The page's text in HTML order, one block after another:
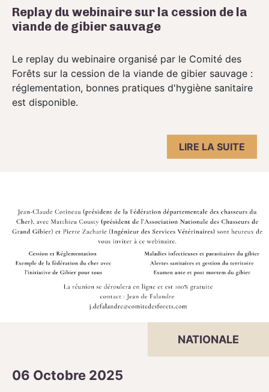
Replay du webinaire sur la cession de la
viande de gibier sauvage
Le replay du webinaire organisé par le Comité des
Forêts sur la cession de la viande de gibier sauvage :
réglementation, bonnes pratiques d'hygiène sanitaire
est disponible.
LIRE LA SUITE
NATIONALE
06 Octobre 2025